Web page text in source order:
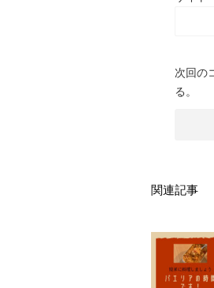
次回の
る。
関連記事